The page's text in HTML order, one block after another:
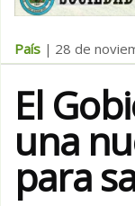
País | 28 de
El
una
para